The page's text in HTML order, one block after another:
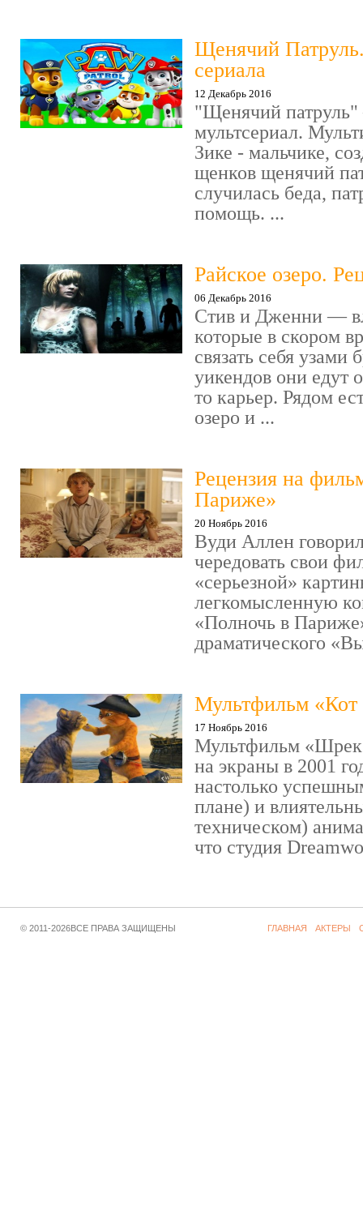
Щенячий
сериала
12 Декабрь 2016
"Щенячий патруль"
мультсериал.
Зике - мальчике,
щенков щенячий
случилась беда,
помощь. ...
Райское озеро.
06 Декабрь 2016
Стив и Дженни —
которые в скором
связать себя узами
уикендов они едут
то карьер. Рядом
озеро и ...
Рецензия на
Париже»
20 Ноябрь 2016
Вуди Аллен
чередовать свои
«серьезной»
легкомысленную
«Полночь в
драматического
Мультфильм «Кот
17 Ноябрь 2016
Мультфильм
на экраны в 2001
настолько
плане) и
техническом)
что студия
© 2011-2026ВСЕ ПРАВА ЗАЩИЩЕНЫ ГЛАВНАЯ АКТЕРЫ